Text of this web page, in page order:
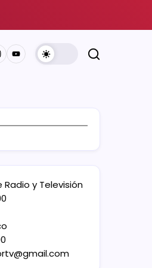
y Televisión